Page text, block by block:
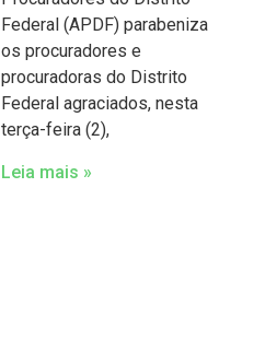
Federal (APDF) parabeniza
os procuradores e
procuradoras do Distrito
Federal agraciados, nesta
terça-feira (2),
Leia mais »